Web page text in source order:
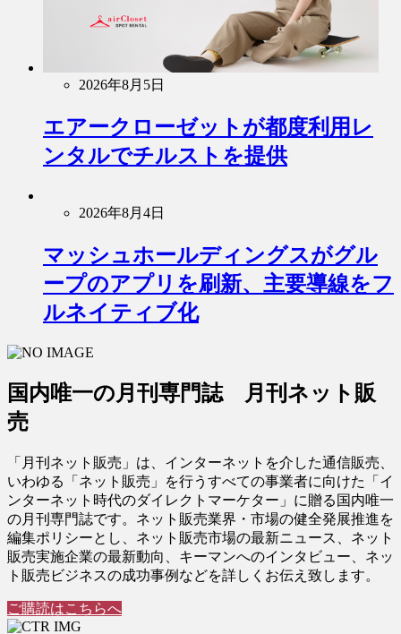
2026年8月5日
エアークローゼットが都度利用レ
ンタルでチルストを提供
2026年8月4日
マッシュホールディングスがグル
ープのアプリを刷新、主要導線をフ
ルネイティブ化
国内唯一の月刊専門誌 月刊ネット販
売
「月刊ネット販売」は、インターネットを介した通信販売、
いわゆる「ネット販売」を行うすべての事業者に向けた「イ
ンターネット時代のダイレクトマーケター」に贈る国内唯一
の月刊専門誌です。ネット販売業界・市場の健全発展推進を
編集ポリシーとし、ネット販売市場の最新ニュース、ネット
販売実施企業の最新動向、キーマンへのインタビュー、ネッ
ト販売ビジネスの成功事例などを詳しくお伝え致します。
ご購読はこちらへ